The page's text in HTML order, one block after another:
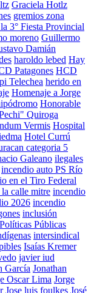
Graciela Hotlz
gremios zona
3° Fiesta Provincial
moreno Guillermo
Damián
haroldo lebed Hay
Patagones HCD
Telechea herido en
Homenaje a Jorge
Honorable
Quiroga
Vermis Hospital
Hotel Currú
categoria 5
Galeano ilegales
incendio auto PS Río
en el Tiro Federal
calle mitre incendio
2026 incendio
inclusión
Públicas
intersindical
Isaías Kremer
javier iud
García Jonathan
Oscar Lima Jorge
Jose luis foulkes José